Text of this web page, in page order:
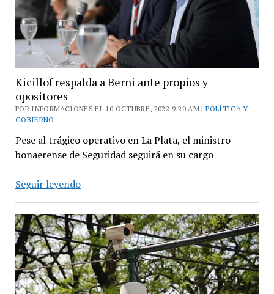
Kicillof respalda a Berni ante propios y
opositores
POR INFORMACIONES EL 10 OCTUBRE, 2022 9:20 AM |POLÍTICA Y
GOBIERNO
Pese al trágico operativo en La Plata, el ministro
bonaerense de Seguridad seguirá en su cargo
Seguir leyendoKicillof
a
Berni
ante
propios
y
opositores